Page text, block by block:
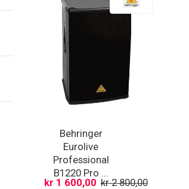
Behringer
Eurolive
Professional
B1220 Pro ...
kr 1 600,00 kr 2 800,00